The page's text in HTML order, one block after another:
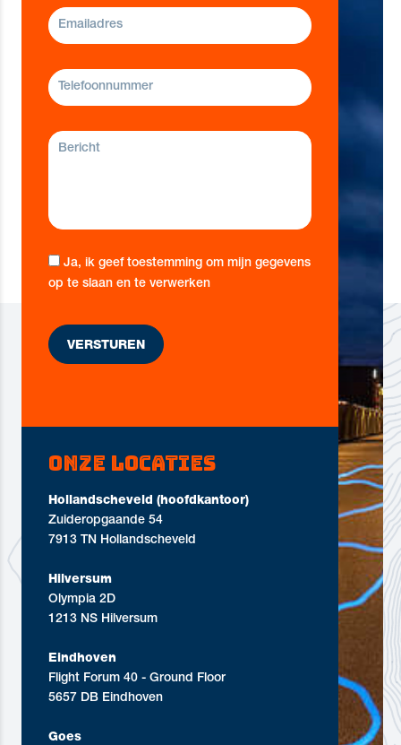
Ja, ik geef toestemming om mijn gegevens
op te slaan en te verwerken
Onze locaties
Hollandscheveld (hoofdkantoor)
Zuideropgaande 54
7913 TN Hollandscheveld
Hilversum
Olympia 2D
1213 NS Hilversum
Eindhoven
Flight Forum 40 - Ground Floor
5657 DB Eindhoven
Goes